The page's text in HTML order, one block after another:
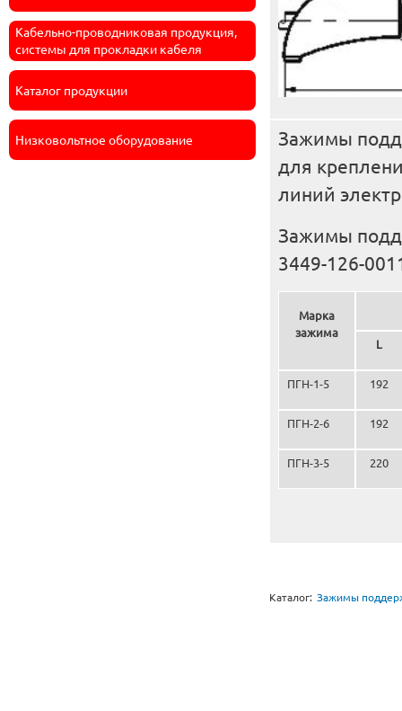
Кабельно-проводниковая продукция,
системы для прокладки кабеля
Каталог продукции
Низковольтное оборудование
Зажимы
для
линий
Зажимы
3449-126-
Марка
зажима
L
ПГН-1-5 192
ПГН-2-6 192
ПГН-3-5 220
Каталог: Зажимы